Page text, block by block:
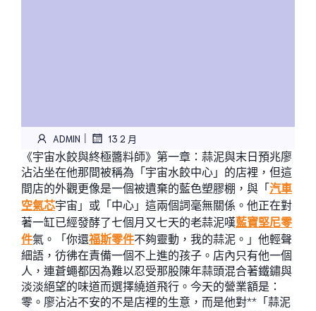
ADMIN | 13 2 月
《宇宙水餃與終極醬料師》第一章：蒜泥與末日預兆廖
沾沾坐在他那間被稱為「宇宙水餃中心」的店裡，但這
間店的外觀更像是一個被遺棄的藍色塑膠棚，與「汽車
空氣芯宇宙」或「中心」這兩個詞毫無關係。他正在對
著一缸已經發酵了七個月又七天的老蒜泥嘆藍寶堅尼零
件氣。「你還福斯零件不夠靈動，我的蒜泥。」他輕聲
細語，彷彿在責備一個不上進的孩子。店內只有他一個
人，連蒼蠅都因為難以忍受那股陳年蒜頭混合著鐵鏽與
淡淡絕望的味道而選擇繞道飛行。今天的營業額是：
零。廖沾沾不安的不是店裡的生意，而是他對**「蒜泥